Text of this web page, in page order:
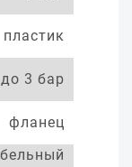
пластик
до 3 бар
фланец